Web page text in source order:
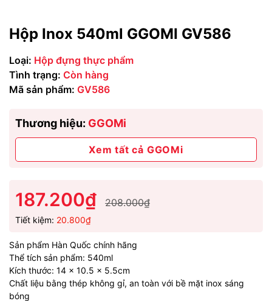
Hộp Inox 540ml GGOMI GV586
Loại: Hộp đựng thực phẩm
Tình trạng: Còn hàng
Mã sản phẩm: GV586
Thương hiệu: GGOMi
Xem tất cả GGOMi
187.200₫ 208.000₫
Tiết kiệm: 20.800₫
Sản phẩm Hàn Quốc chính hãng
Thể tích sản phẩm: 540ml
Kích thước: 14 x 10.5 x 5.5cm
Chất liệu bằng thép không gỉ, an toàn với bề mặt inox sáng
bóng